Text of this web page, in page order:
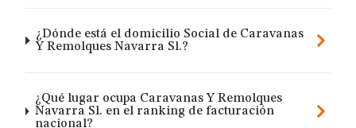
¿Dónde está el domicilio Social de Caravanas
Y Remolques Navarra Sl.?
¿Qué lugar ocupa Caravanas Y Remolques
Navarra Sl. en el ranking de facturación
nacional?